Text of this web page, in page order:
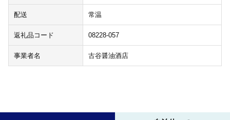
配送 常温
返礼品コード 08228-057
事業者名 古谷醤油酒店